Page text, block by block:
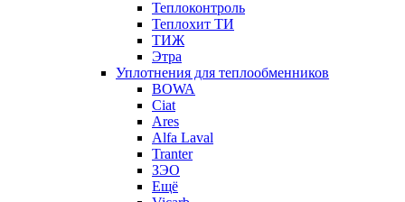
Теплоконтроль
Теплохит ТИ
ТИЖ
Этра
Уплотнения для теплообменников
BOWA
Ciat
Ares
Alfa Laval
Tranter
ЗЭО
Ещё